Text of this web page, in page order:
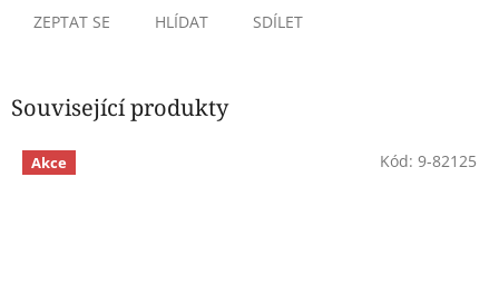
ZEPTAT SE HLÍDAT SDÍLET
Související produkty
Akce Kód: 9-82125